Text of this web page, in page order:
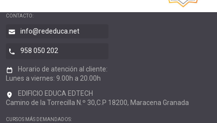
CONTACTO:
info@rededuca.net
958 050 202
Horario de atención al cliente:
Lunes a viernes: 9.00h a 20.00h
EDIFICIO EDUCA EDTECH
Camino de la Torrecilla N.º 30,C.P 18200, Maracena Granada
CURSOS MÁS DEMANDADOS: